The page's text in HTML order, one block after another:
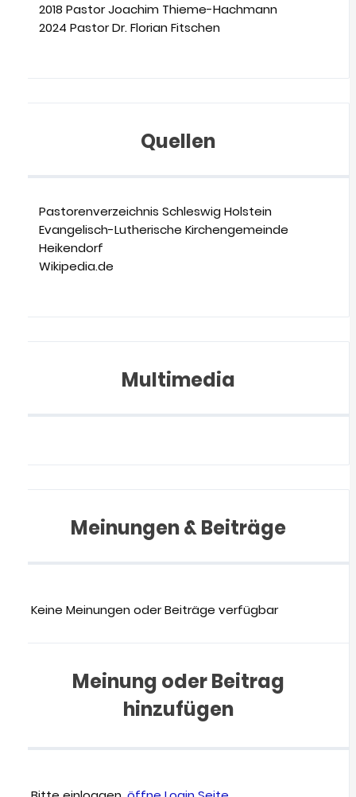
2018 Pastor Joachim Thieme-Hachmann
2024 Pastor Dr. Florian Fitschen
Quellen
Pastorenverzeichnis Schleswig Holstein
Evangelisch-Lutherische Kirchengemeinde
Heikendorf
Wikipedia.de
Multimedia
Meinungen & Beiträge
Keine Meinungen oder Beiträge verfügbar
Meinung oder Beitrag
hinzufügen